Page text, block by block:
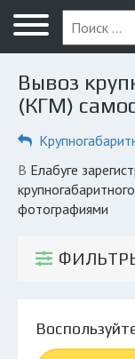
Главная
Вопрос юристу
Компании
КОМПАНИЯМ
© 2026 Все права
Вывоз
(КГМ)
в Елабуге зарегистрирована 1 компания по вывозу
фотографиями